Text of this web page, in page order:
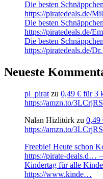
Die besten
https://piratedeals.de/
Die besten
https://piratedeals.de/
Die besten
https://piratedeals.de/
Neueste
pl_pirat zu 0,49 € für 3
https://amzn.to/
Nalan Hizlitürk zu 0,49
https://amzn.to/
Freebie! Heute schon
https://pirate-deals.d…
Kindertag für alle
https://www.kinde…